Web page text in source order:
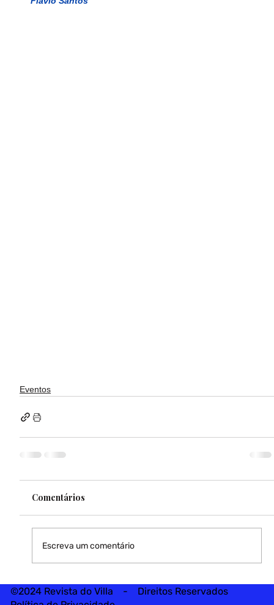
Eventos
Comentários
Escreva um comentário
©2024 Revista do Villa - Direitos Reservados